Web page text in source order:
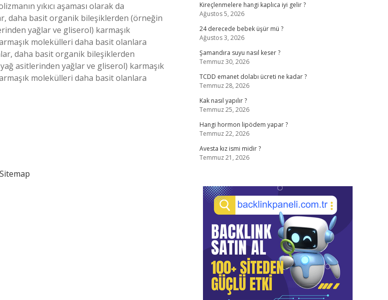
yıkıcı aşaması olarak da
daha basit organik bileşiklerden (örneğin
yağlar ve gliserol) karmaşık
molekülleri daha basit olanlara
daha basit organik bileşiklerden
asitlerinden yağlar ve gliserol) karmaşık
molekülleri daha basit olanlara
Sitemap
Kireçlenmelere hangi kaplıca iyi gelir ?
Ağustos 5, 2026
24 derecede bebek üşür mü ?
Ağustos 3, 2026
Şamandıra suyu nasıl keser ?
Temmuz 30, 2026
TCDD emanet dolabı ücreti ne kadar ?
Temmuz 28, 2026
Kak nasıl yapılır ?
Temmuz 25, 2026
Hangi hormon lipödem yapar ?
Temmuz 22, 2026
Avesta kız ismi midir ?
Temmuz 21, 2026